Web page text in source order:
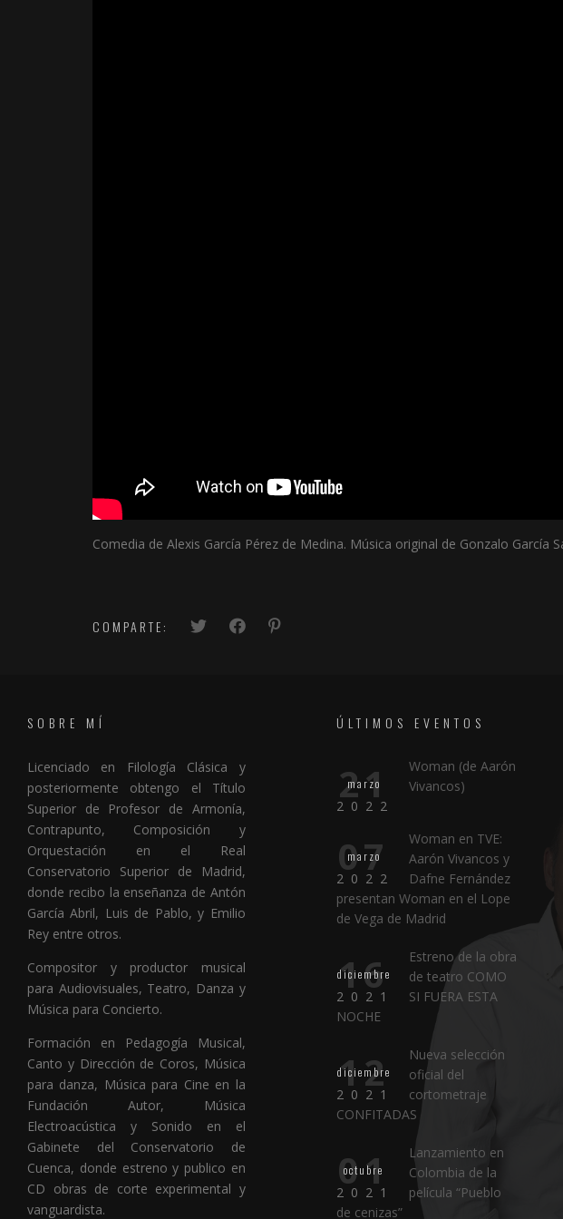
Comedia de Alexis García Pérez de Medina. Música original de Gonzalo García
COMPARTE:
SOBRE MÍ
Licenciado en Filología Clásica y
posteriormente obtengo el Título
Superior de Profesor de Armonía,
Contrapunto, Composición y
Orquestación en el Real
Conservatorio Superior de Madrid,
donde recibo la enseñanza de Antón
García Abril, Luis de Pablo, y Emilio
Rey entre otros.
Compositor y productor musical
para Audiovisuales, Teatro, Danza y
Música para Concierto.
Formación en Pedagogía Musical,
Canto y Dirección de Coros, Música
para danza, Música para Cine en la
Fundación Autor, Música
Electroacústica y Sonido en el
Gabinete del Conservatorio de
Cuenca, donde estreno y publico en
CD obras de corte experimental y
vanguardista.
ÚLTIMOS EVENTOS
21
marzo
2022
Woman (de Aarón
Vivancos)
07
marzo
2022
Woman en TVE:
Aarón Vivancos y
Dafne Fernández
presentan Woman en el Lope
de Vega de Madrid
16
diciembre
2021
Estreno de la obra
de teatro COMO
SI FUERA ESTA
NOCHE
12
diciembre
2021
Nueva selección
oficial del
cortometraje
CONFITADAS
01
octubre
2021
Lanzamiento en
Colombia de la
película “Pueblo
de cenizas”